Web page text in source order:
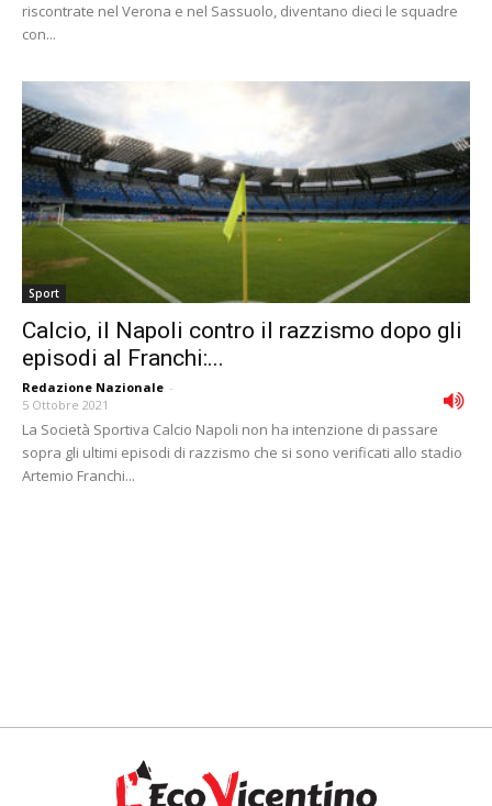
riscontrate nel Verona e nel Sassuolo, diventano dieci le squadre
con...
Sport
Calcio, il Napoli contro il razzismo dopo gli
episodi al Franchi:...
Redazione Nazionale -
5 Ottobre 2021
La Società Sportiva Calcio Napoli non ha intenzione di passare
sopra gli ultimi episodi di razzismo che si sono verificati allo stadio
Artemio Franchi...